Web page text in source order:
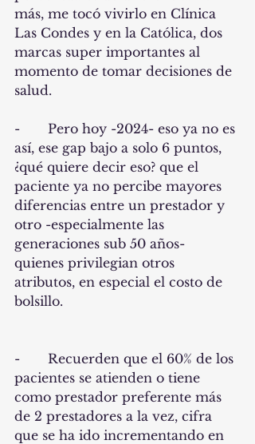
más, me tocó vivirlo en Clínica
Las Condes y en la Católica, dos
marcas super importantes al
momento de tomar decisiones de
salud.
-       Pero hoy -2024- eso ya no es
así, ese gap bajo a solo 6 puntos,
¿qué quiere decir eso? que el
paciente ya no percibe mayores
diferencias entre un prestador y
otro -especialmente las
generaciones sub 50 años-
quienes privilegian otros
atributos, en especial el costo de
bolsillo.
-       Recuerden que el 60% de los
pacientes se atienden o tiene
como prestador preferente más
de 2 prestadores a la vez, cifra
que se ha ido incrementando en